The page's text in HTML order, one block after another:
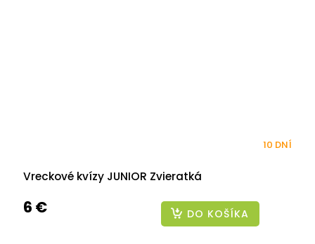
Vreckové kvízy JUNIOR Zvieratká
10 DNÍ
6 € DO KOŠÍKA